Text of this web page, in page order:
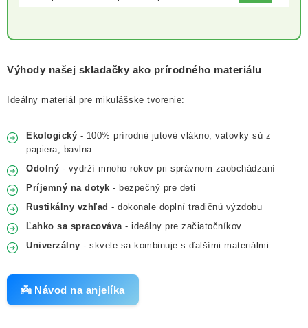
Výhody našej skladačky ako prírodného materiálu
Ideálny materiál pre mikulášske tvorenie:
Ekologický - 100% prírodné jutové vlákno, vatovky sú z
papiera, bavlna
Odolný - vydrží mnoho rokov pri správnom zaobchádzaní
Príjemný na dotyk - bezpečný pre deti
Rustikálny vzhľad - dokonale doplní tradičnú výzdobu
Ľahko sa spracováva- ideálny pre začiatočníkov
Univerzálny - skvele sa kombinuje s ďalšími materiálmi
👼 Návod na anjelíka